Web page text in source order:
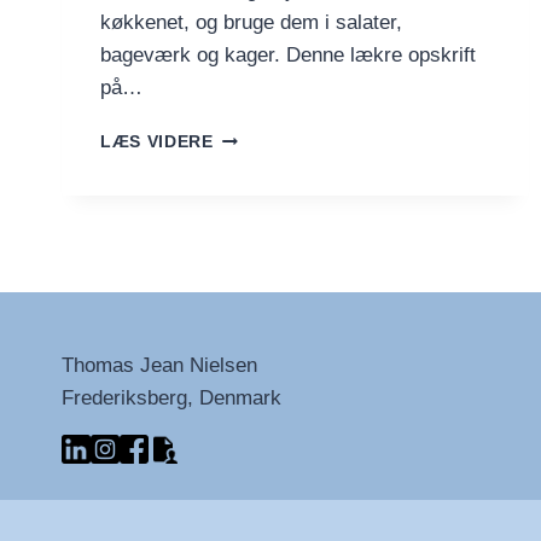
køkkenet, og bruge dem i salater,
bageværk og kager. Denne lækre opskrift
på…
LÆS VIDEREKLASSISK
Thomas Jean Nielsen
Frederiksberg, Denmark